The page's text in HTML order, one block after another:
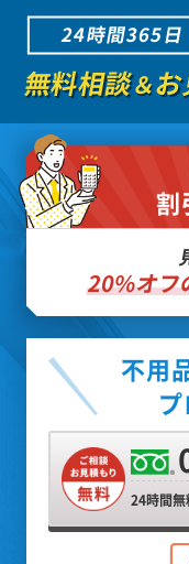
24時間365日
無料相談＆お
割
20%オフ
不用